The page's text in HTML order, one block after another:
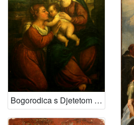
Bogorodica s Djetetom i svetom Katarinom